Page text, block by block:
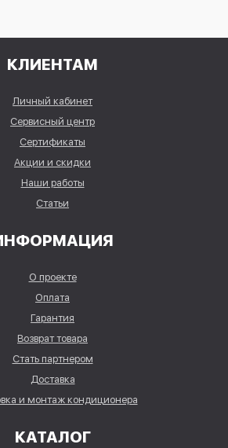
КЛИЕНТАМ
Личный кабинет
Сервисный центр
Сертификаты
Акции и скидки
Наши работы
Статьи
О проекте
Оплата
Гарантия
Возврат товара
Стать партнером
Доставка
и монтаж кондиционера
КАТАЛОГ